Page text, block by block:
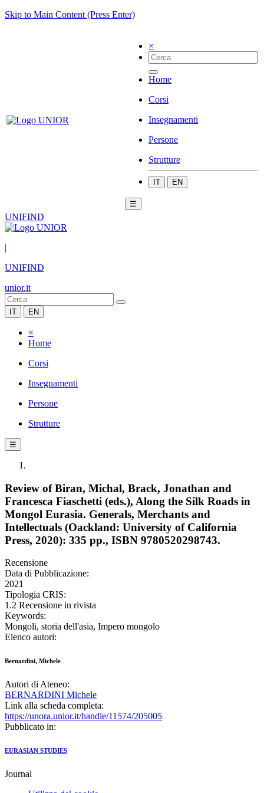
Skip to Main Content (Press Enter)
×
Home
Corsi
Insegnamenti
Persone
Strutture
IT EN
☰
UNIFIND
|
UNIFIND
unior.it
IT EN
×
Home
Corsi
Insegnamenti
Persone
Strutture
☰
Review of Biran, Michal, Brack, Jonathan and
Francesca Fiaschetti (eds.), Along the Silk Roads in
Mongol Eurasia. Generals, Merchants and
Intellectuals (Oackland: University of California
Press, 2020): 335 pp., ISBN 9780520298743.
Recensione
Data di Pubblicazione:
2021
Tipologia CRIS:
1.2 Recensione in rivista
Keywords:
Mongoli, storia dell'asia, Impero mongolo
Elenco autori:
Bernardini, Michele
Autori di Ateneo:
BERNARDINI Michele
Link alla scheda completa:
https://unora.unior.it/handle/11574/205005
Pubblicato in:
EURASIAN STUDIES
Journal